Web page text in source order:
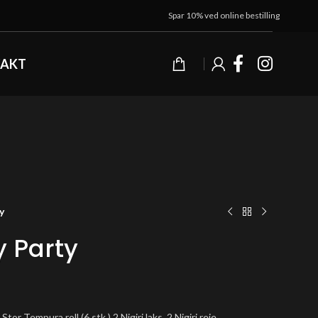
Spar 10% ved online bestilling
Party